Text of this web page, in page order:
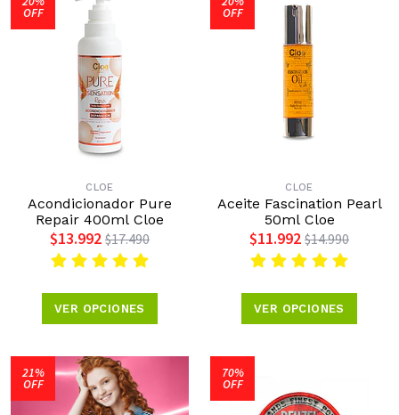
OFF
CLOE
Acondicionador Pure
Repair 400ml Cloe
$13.992 $17.490
VER OPCIONES
OFF
CLOE
Aceite Fascination Pearl
50ml Cloe
$11.992 $14.990
VER OPCIONES
21%
OFF
70%
OFF